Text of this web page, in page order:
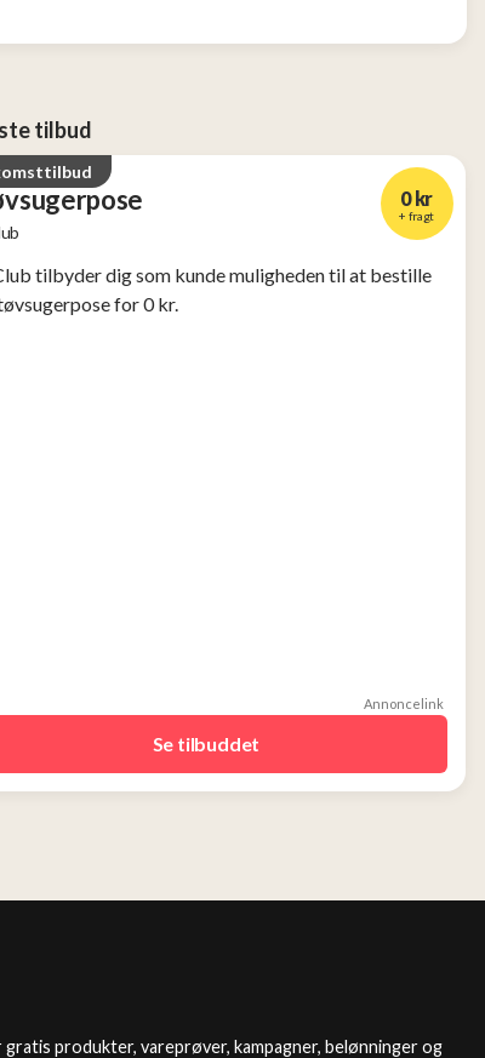
tilbud
0 kr
+ fragt
tilbyder dig som kunde muligheden til at bestille
for 0 kr.
Annoncelink
Se tilbuddet
produkter, vareprøver, kampagner, belønninger og